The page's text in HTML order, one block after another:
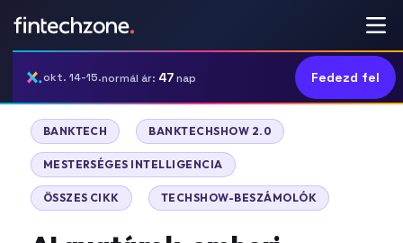
okt. 14-15.normál ár: 47nap Fedezd fel
BANKTECH | BANKTECHSHOW 2.0
MESTERSÉGES INTELLIGENCIA
ÖSSZES CIKK TECHSHOW-BESZÁMOLÓK